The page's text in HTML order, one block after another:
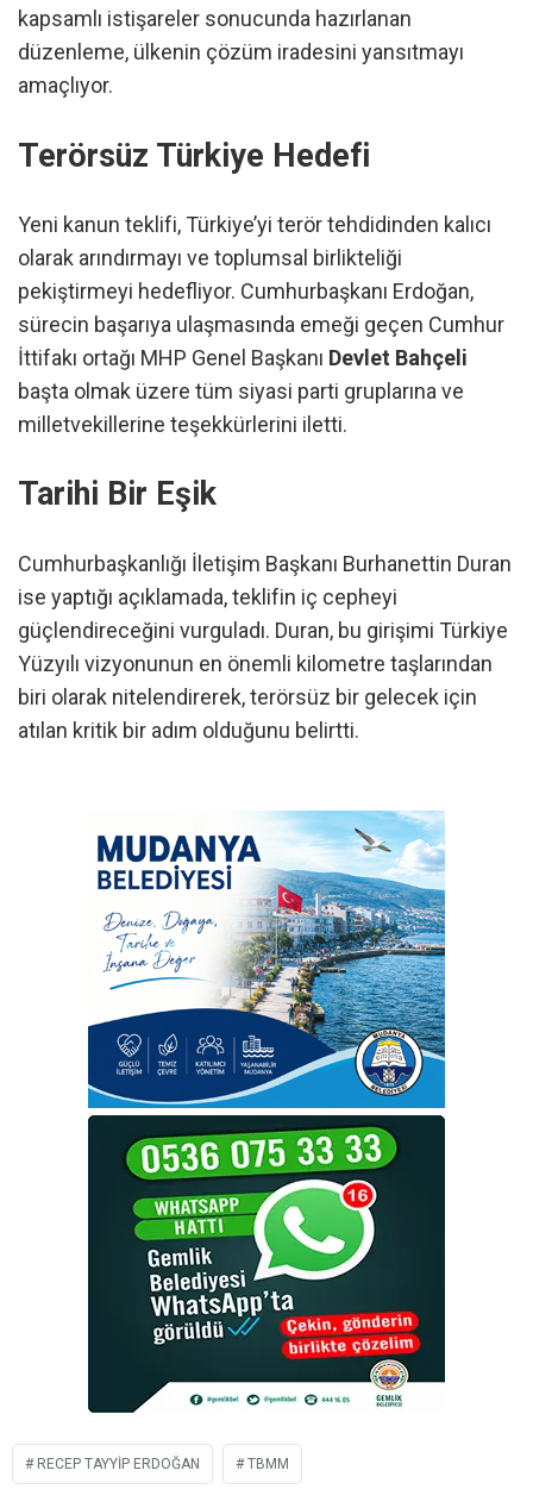
kapsamlı istişareler sonucunda hazırlanan
düzenleme, ülkenin çözüm iradesini yansıtmayı
amaçlıyor.
Terörsüz Türkiye Hedefi
Yeni kanun teklifi, Türkiye’yi terör tehdidinden kalıcı
olarak arındırmayı ve toplumsal birlikteliği
pekiştirmeyi hedefliyor. Cumhurbaşkanı Erdoğan,
sürecin başarıya ulaşmasında emeği geçen Cumhur
İttifakı ortağı MHP Genel Başkanı Devlet Bahçeli
başta olmak üzere tüm siyasi parti gruplarına ve
milletvekillerine teşekkürlerini iletti.
Tarihi Bir Eşik
Cumhurbaşkanlığı İletişim Başkanı Burhanettin Duran
ise yaptığı açıklamada, teklifin iç cepheyi
güçlendireceğini vurguladı. Duran, bu girişimi Türkiye
Yüzyılı vizyonunun en önemli kilometre taşlarından
biri olarak nitelendirerek, terörsüz bir gelecek için
atılan kritik bir adım olduğunu belirtti.
RECEP TAYYIP ERDOĞAN TBMM